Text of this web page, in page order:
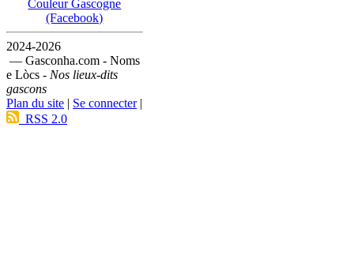
Couleur Gascogne
(Facebook)
2024-2026
— Gasconha.com - Noms
e Lòcs - Nos lieux-dits
gascons
Plan du site | Se connecter|
RSS 2.0